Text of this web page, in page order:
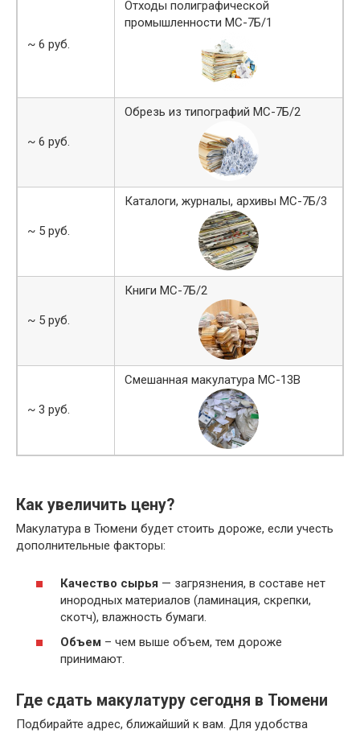
~ 6 руб.
Отходы полиграфической
промышленности МС-7Б/1
~ 6 руб.
Обрезь из типографий МС-7Б/2
~ 5 руб.
Каталоги, журналы, архивы МС-7Б/3
~ 5 руб.
Книги МС-7Б/2
~ 3 руб.
Смешанная макулатура МС-13В
Как увеличить цену?
Макулатура в Тюмени будет стоить дороже, если учесть
дополнительные факторы:
Качество сырья — загрязнения, в составе нет
инородных материалов (ламинация, скрепки,
скотч), влажность бумаги.
Объем – чем выше объем, тем дороже
принимают.
Где сдать макулатуру сегодня в Тюмени
Подбирайте адрес, ближайший к вам. Для удобства